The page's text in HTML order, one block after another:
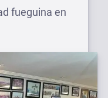
fueguina en